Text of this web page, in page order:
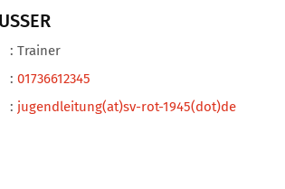
: Trainer
: 01736612345
: jugendleitung(at)sv-rot-1945(dot)de